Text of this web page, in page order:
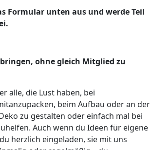
Formular unten aus und werde Teil
ohne gleich Mitglied zu
alle, die Lust haben, bei
beim Aufbau oder an der
zu gestalten oder einfach mal bei
Auch wenn du Ideen für eigene
herzlich eingeladen, sie mit uns